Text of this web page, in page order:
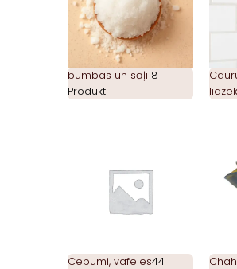
bumbas un sāļi18
Produkti
Cepumi, vafeles44